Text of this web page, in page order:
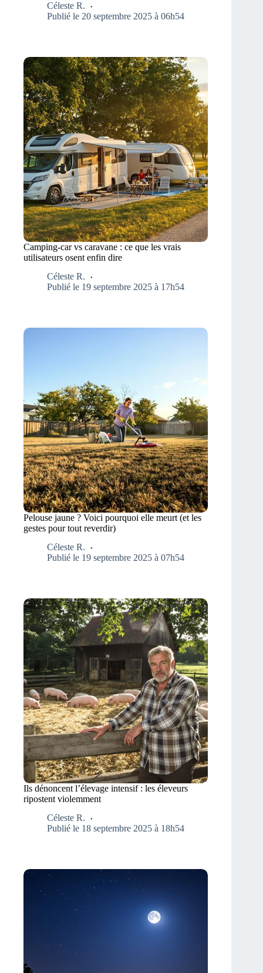
Céleste R.
Publié le 20 septembre 2025 à 06h54
Camping-car vs caravane : ce que les vrais
utilisateurs osent enfin dire
Céleste R.
Publié le 19 septembre 2025 à 17h54
Pelouse jaune ? Voici pourquoi elle meurt (et les
gestes pour tout reverdir)
Céleste R.
Publié le 19 septembre 2025 à 07h54
Ils dénoncent l’élevage intensif : les éleveurs
ripostent violemment
Céleste R.
Publié le 18 septembre 2025 à 18h54